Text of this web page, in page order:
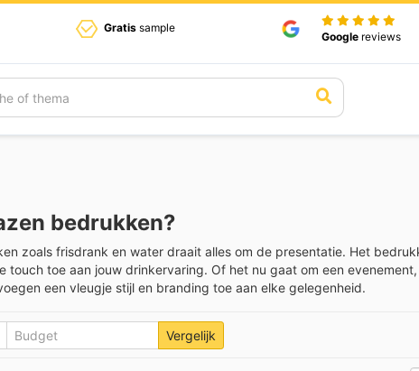
Gratis sample
Google reviews
bedrukken?
zoals frisdrank en water draait alles om de presentatie. Het
touch toe aan jouw drinkervaring. Of het nu gaat om een
een vleugje stijl en branding toe aan elke gelegenheid.
Vergelijk